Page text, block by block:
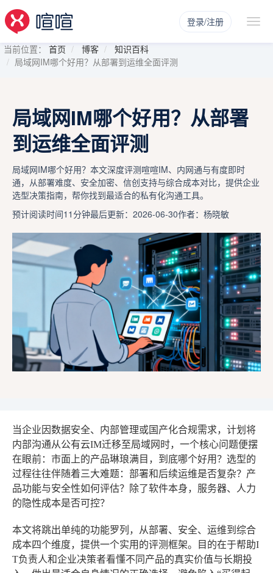
登录/注册
当前位置： 首页 博客
知识百科
局域网IM哪个好用？从部署到运维全面评测
局域网IM哪个好用？从部署
到运维全面评测
局域网IM哪个好用？本文深度评测喧喧IM、内网通与有度即时
通，从部署难度、安全加密、信创支持与综合成本对比，提供企业
选型决策指南，帮你找到最适合的私有化沟通工具。
预计阅读时间11分钟最后更新：2026-06-30作者：杨晓敏
当企业因数据安全、内部管理或国产化合规需求，计划将
内部沟通从公有云IM迁移至局域网时，一个核心问题便摆
在眼前：市面上的产品琳琅满目，到底哪个好用？选型的
过程往往伴随着三大难题：部署和后续运维是否复杂？产
品功能与安全性如何评估？除了软件本身，服务器、人力
的隐性成本是否可控？
本文将跳出单纯的功能罗列，从部署、安全、运维到综合
成本四个维度，提供一个实用的评测框架。目的在于帮助I
T负责人和企业决策者看懂不同产品的真实价值与长期投